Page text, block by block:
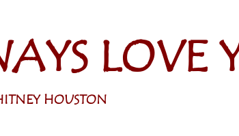
LOVE
HOUSTON